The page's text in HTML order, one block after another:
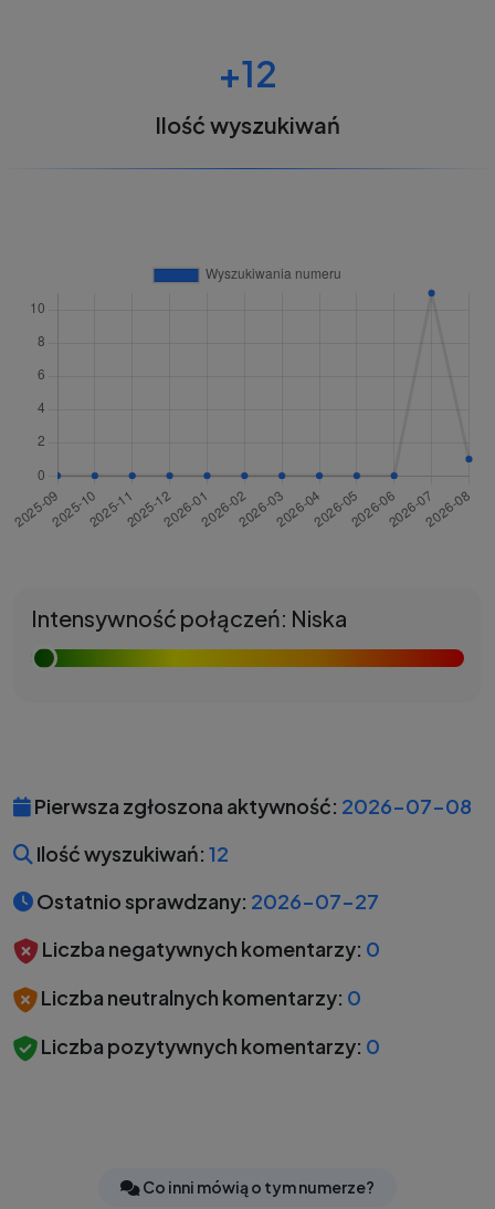
+12
Ilość wyszukiwań
Intensywność połączeń: Niska
Pierwsza zgłoszona aktywność: 2026-07-08
Ilość wyszukiwań: 12
Ostatnio sprawdzany: 2026-07-27
Liczba negatywnych komentarzy: 0
Liczba neutralnych komentarzy: 0
Liczba pozytywnych komentarzy: 0
Co inni mówią o tym numerze?